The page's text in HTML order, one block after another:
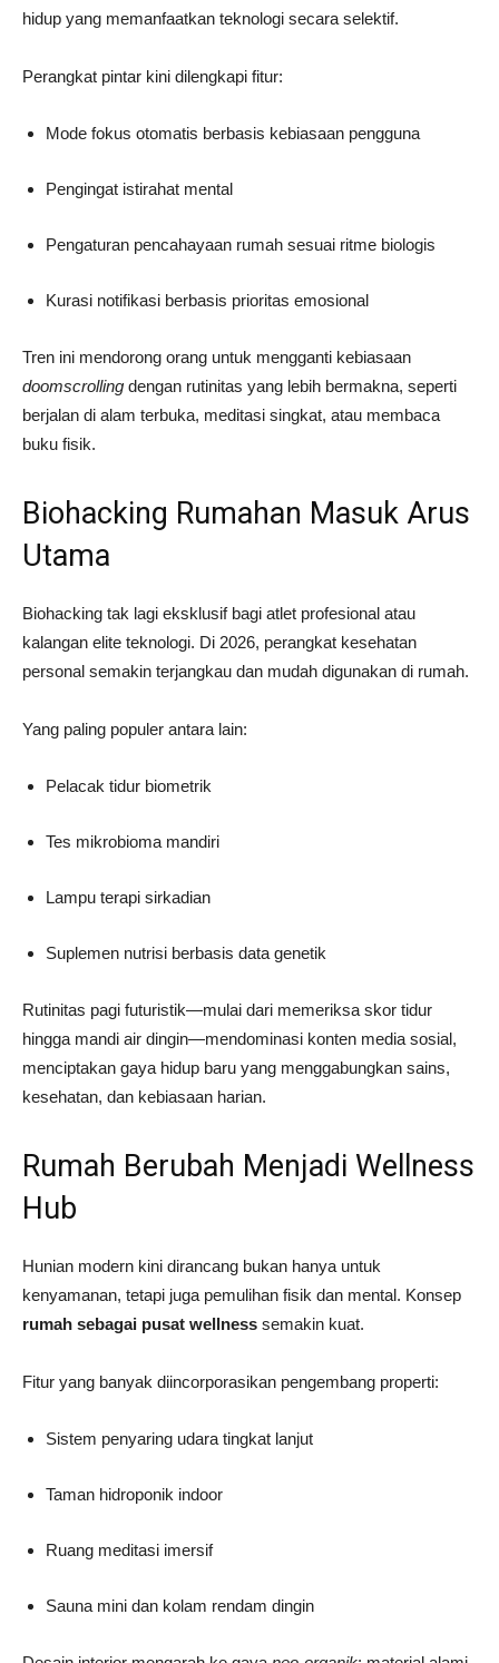
hidup yang memanfaatkan teknologi secara selektif.
Perangkat pintar kini dilengkapi fitur:
Mode fokus otomatis berbasis kebiasaan pengguna
Pengingat istirahat mental
Pengaturan pencahayaan rumah sesuai ritme biologis
Kurasi notifikasi berbasis prioritas emosional
Tren ini mendorong orang untuk mengganti kebiasaan
doomscrolling dengan rutinitas yang lebih bermakna, seperti
berjalan di alam terbuka, meditasi singkat, atau membaca
buku fisik.
Biohacking Rumahan Masuk Arus
Utama
Biohacking tak lagi eksklusif bagi atlet profesional atau
kalangan elite teknologi. Di 2026, perangkat kesehatan
personal semakin terjangkau dan mudah digunakan di rumah.
Yang paling populer antara lain:
Pelacak tidur biometrik
Tes mikrobioma mandiri
Lampu terapi sirkadian
Suplemen nutrisi berbasis data genetik
Rutinitas pagi futuristik—mulai dari memeriksa skor tidur
hingga mandi air dingin—mendominasi konten media sosial,
menciptakan gaya hidup baru yang menggabungkan sains,
kesehatan, dan kebiasaan harian.
Rumah Berubah Menjadi Wellness
Hub
Hunian modern kini dirancang bukan hanya untuk
kenyamanan, tetapi juga pemulihan fisik dan mental. Konsep
rumah sebagai pusat wellness semakin kuat.
Fitur yang banyak diincorporasikan pengembang properti:
Sistem penyaring udara tingkat lanjut
Taman hidroponik indoor
Ruang meditasi imersif
Sauna mini dan kolam rendam dingin